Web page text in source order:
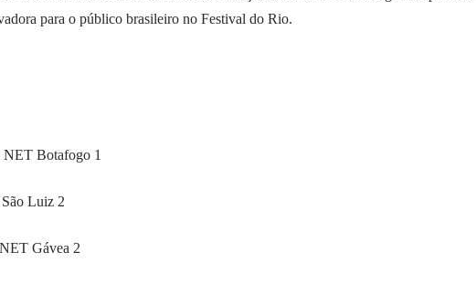
para o público brasileiro no Festival do Rio.
NET Botafogo 1
Luiz 2
Gávea 2